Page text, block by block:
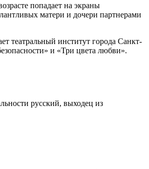
попадает на экраны
матери и дочери партнерами
театральный институт города Санкт-
и «Три цвета любви».
русский, выходец из